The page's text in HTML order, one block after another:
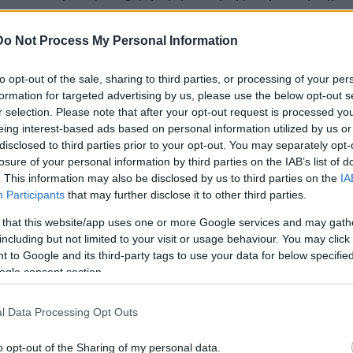
Not Process My Personal Information
opt-out of the sale, sharing to third parties, or processing of your
for targeted advertising by us, please use the below opt-out
selection. Please note that after your opt-out request is processed
interest-based ads based on personal information utilized by us
to third parties prior to your opt-out. You may separately
of your personal information by third parties on the IAB’s list of
This information may also be disclosed by us to third parties on the
Participants that may further disclose it to other third parties.
that this website/app uses one or more Google services and may
but not limited to your visit or usage behaviour. You may
to Google and its third-party tags to use your data for below
consent section.
Data Processing Opt Outs
opt-out of the Sharing of my personal data.
ταμπέλα προσφοράς (5,12€ – 1,70€) και η τιμή
προβλέπεται διοικητικόπρόστιμο 1.000 ευρώ ανά
υποτροπής για την ίδια παράβαση
προστίμου τριπλασιάζεται.
Αγγλικών σε μόνο 2 ημέρες στα χέρια
η πιο Εύκολη Πιστοποίηση